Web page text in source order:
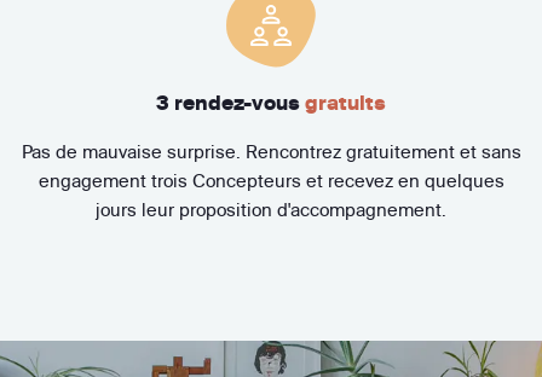
3 rendez-vous gratuits
Pas de mauvaise surprise. Rencontrez gratuitement et sans
engagement trois Concepteurs et recevez en quelques
jours leur proposition d'accompagnement.